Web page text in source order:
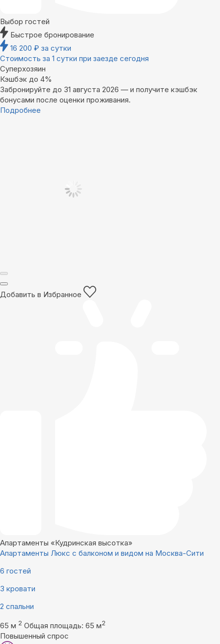
Выбор гостей
Быстрое бронирование
16 200 ₽ за сутки
Стоимость за 1 сутки при заезде сегодня
Суперхозяин
Кэшбэк до 4%
Забронируйте до 31 августа 2026 — и получите кэшбэк
бонусами после оценки проживания.
Подробнее
Добавить в Избранное
Апартаменты «Кудринская высотка»
Апартаменты Люкс с балконом и видом на Москва-Сити
6 гостей
3 кровати
2 спальни
65 м 2 Общая площадь: 65 м2
Повышенный спрос